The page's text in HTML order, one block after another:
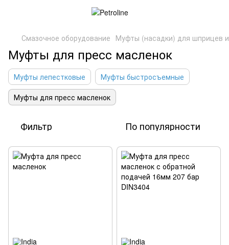
Смазочное оборудование Муфты (насадки) для шприцев
Муфты для пресс масленок
Муфты лепестковые
Муфты быстросъемные
Муфты для пресс масленок
Фильтр По популярности